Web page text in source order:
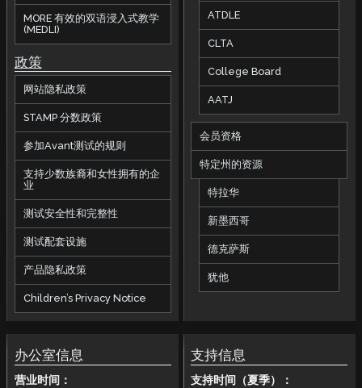
MORE 有效的双语浸入式教学
(MEDLI)
政策
网站隐私政策
STAMP 分数政策
参加Avant测试的规则
支持少数族裔和女性拥有的企
业
测试安全性和完整性
测试配套设施
产品隐私政策
Children’s Privacy Notice
ATDLE
CLTA
College Board
AATJ
会员资格
特定州的资源
特拉华
新墨西哥
德克萨斯
犹他
办公室信息
营业时间：
支持信息
支持时间（夏季）：